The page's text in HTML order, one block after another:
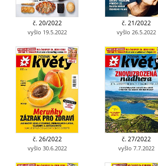
č. 20/2022
vyšlo 19.5.2022
č. 21/2022
vyšlo 26.5.2022
č. 26/2022
vyšlo 30.6.2022
č. 27/2022
vyšlo 7.7.2022